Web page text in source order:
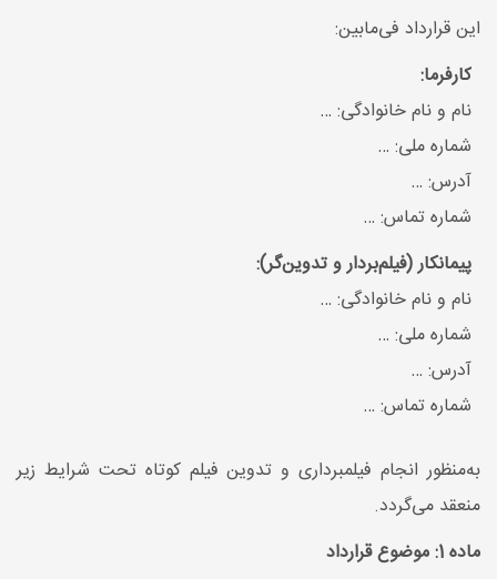
این قرارداد فی‌مابین:
کارفرما:
نام و نام خانوادگی: …
شماره ملی: …
آدرس: …
شماره تماس: …
پیمانکار (فیلم‌بردار و تدوین‌گر):
نام و نام خانوادگی: …
شماره ملی: …
آدرس: …
شماره تماس: …
به‌منظور انجام فیلمبرداری و تدوین فیلم کوتاه تحت شرایط زیر
منعقد می‌گردد.
ماده 1: موضوع قرارداد